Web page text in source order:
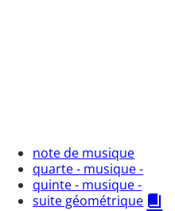
note de musique
quarte - musique -
quinte - musique -
suite géométrique